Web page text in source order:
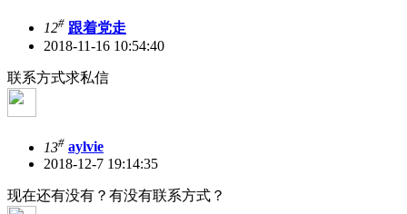
12# 跟着党走
2018-11-16 10:54:40
联系方式求私信
13# aylvie
2018-12-7 19:14:35
现在还有没有？有没有联系方式？